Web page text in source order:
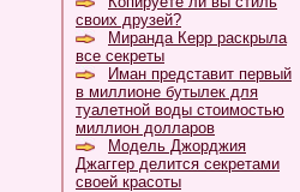
своих друзей?
Миранда Керр раскрыла
все секреты
Иман представит первый
в миллионе бутылек для
туалетной воды стоимостью
миллион долларов
Модель Джорджия
Джаггер делится секретами
своей красоты